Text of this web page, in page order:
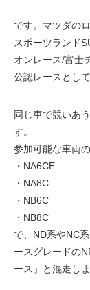
です。マツダの
スポーツランド
オンレース/富士
公認レースとし
同じ車で競いあ
す。
参加可能な車両の
・NA6CE
・NA8C
・NB6C
・NB8C
で、ND系やNC
ースグレードの
ース」と混走し